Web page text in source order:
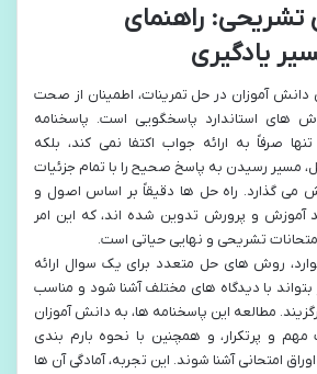
تشریحی: راهنمای
یادگیری
آموزان در حل تمرینات، اطمینان از صحت
های استاندارد پاسخگویی است. پاسخنامه
صرفاً به ارائه جواب اکتفا نمی کند، بلکه
مسیر رسیدن به پاسخ صحیح را با تمام جزئیات
می گذارد. راه حل ها دقیقاً بر اساس اصول و
آموزش و پرورش تدوین شده اند، که این امر
تشریحی و نهایی حیاتی است.
روش های حل متعدد برای یک سوال ارائه
با دیدگاه های مختلف آشنا شود و مناسب
مطالعه این پاسخنامه ها، به دانش آموزان
و پرتکرار، و همچنین با نحوه بارم بندی
امتحانی آشنا شوند. این تجربه، آمادگی آن ها